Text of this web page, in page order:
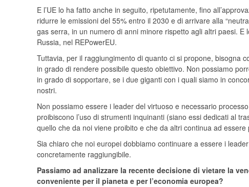
E l’UE lo ha fatto anche in seguito, ripetutamente, fino
ridurre le emissioni del 55% entro il 2030 e di arrivare alla
gas serra, in un numero di anni minore rispetto agli altri paesi. E
Russia, nel REPowerEU.
Tuttavia, per il raggiungimento di quanto ci si propone, bisogna
in grado di rendere possibile questo obiettivo. Non possiamo
in grado di sopportare, se i due giganti con i quali siamo in
nostri.
Non possiamo essere i leader del virtuoso e necessario
proibiscono l’uso di strumenti inquinanti (siano essi dedicati al
quello che da noi viene proibito e che da altri continua ad
Sia chiaro che noi europei dobbiamo continuare a essere i
concretamente raggiungibile.
Passiamo ad analizzare la recente decisione di vietare la
conveniente per il pianeta e per l’economia europea?